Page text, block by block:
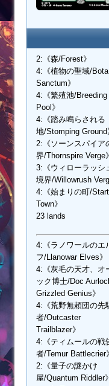
2:《森/Forest》
4:《植物の聖域/
Sanctum》
4:《繁殖池/Breeding
Pool》
4:《踏み鳴らされる
地/Stomping Ground
2:《ソーンスパイア
界/Thornspire Verge》
3:《ウィローラッシ
境界/Willowrush
4:《始まりの町/
Town》
23 lands
4:《ラノワールのエ
フ/Llanowar Elves》
4:《灰毛の天才、オ
ック博士/Doc
Grizzled Genius》
4:《荒野無頼団の先
者/Outcaster
Trailblazer》
4:《ティムールの戦
者/Temur Battlecrier》
2:《量子の謎かけ
屋/Quantum Riddler》